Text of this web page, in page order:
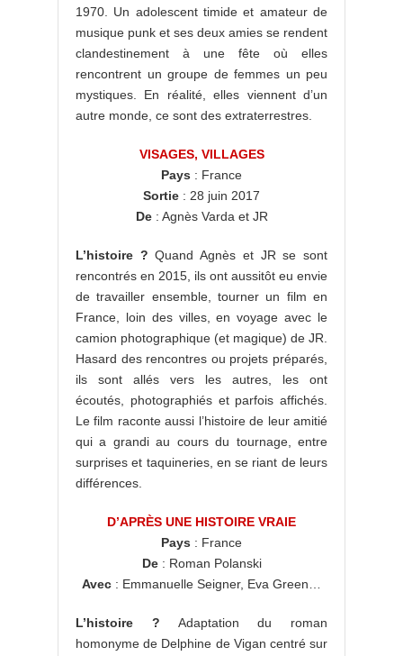
1970. Un adolescent timide et amateur de
musique punk et ses deux amies se rendent
clandestinement à une fête où elles
rencontrent un groupe de femmes un peu
mystiques. En réalité, elles viennent d’un
autre monde, ce sont des extraterrestres.
VISAGES, VILLAGES
Pays : France
Sortie : 28 juin 2017
De: Agnès Varda et JR
L’histoire ? Quand Agnès et JR se sont
rencontrés en 2015, ils ont aussitôt eu envie
de travailler ensemble, tourner un film en
France, loin des villes, en voyage avec le
camion photographique (et magique) de JR.
Hasard des rencontres ou projets préparés,
ils sont allés vers les autres, les ont
écoutés, photographiés et parfois affichés.
Le film raconte aussi l’histoire de leur amitié
qui a grandi au cours du tournage, entre
surprises et taquineries, en se riant de leurs
différences.
D’APRÈS UNE HISTOIRE VRAIE
Pays : France
De: Roman Polanski
Avec : Emmanuelle Seigner, Eva Green…
L’histoire ? Adaptation du roman
homonyme de Delphine de Vigan centré sur